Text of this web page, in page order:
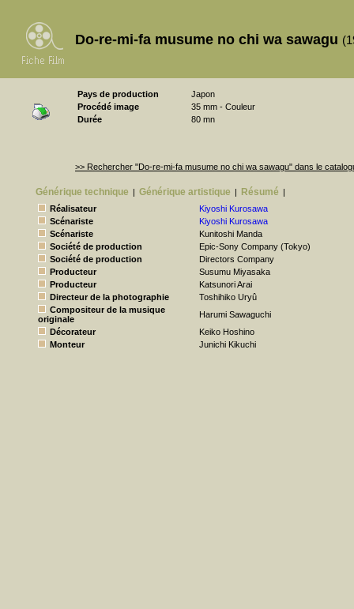
Do-re-mi-fa musume no chi wa sawagu
Pays de production
Japon
Procédé image
35 mm - Couleur
Durée
80 mn
>> Rechercher "Do-re-mi-fa musume no chi wa sawagu" dans le
Générique technique | Générique artistique | Résumé |
Réalisateur
Kiyoshi Kurosawa
Scénariste
Kiyoshi Kurosawa
Scénariste
Kunitoshi Manda
Société de production
Epic-Sony Company (Tokyo)
Société de production
Directors Company
Producteur
Susumu Miyasaka
Producteur
Katsunori Arai
Directeur de la photographie
Toshihiko Uryû
Compositeur de la musique
originale
Harumi Sawaguchi
Décorateur
Keiko Hoshino
Monteur
Junichi Kikuchi